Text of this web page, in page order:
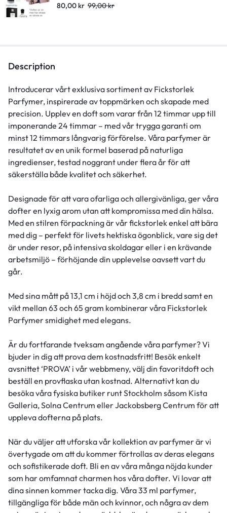
80,00kr 99,00kr
Description
Introducerar vårt exklusiva sortiment av Fickstorlek
Parfymer, inspirerade av toppmärken och skapade med
precision. Upplev en doft som varar från 12 timmar upp till
imponerande 24 timmar – med vår trygga garanti om
minst 12 timmars långvarig förförelse. Våra parfymer är
resultatet av en unik formel baserad på naturliga
ingredienser, testad noggrant under flera år för att
säkerställa både kvalitet och säkerhet.
Designade för att vara ofarliga och allergivänliga, ger våra
dofter en lyxig arom utan att kompromissa med din hälsa.
Med en stilren förpackning är vår fickstorlek enkel att bära
med dig – perfekt för livets hektiska ögonblick, vare sig det
är under resor, på intensiva skoldagar eller i en krävande
arbetsmiljö – förhöjande din upplevelse oavsett vart du
går.
Med sina mått på 13,1 cm i höjd och 3,8 cm i bredd samt en
vikt mellan 63 och 65 gram kombinerar våra Fickstorlek
Parfymer smidighet med elegans.
Är du fortfarande tveksam angående våra parfymer? Vi
bjuder in dig att prova dem kostnadsfritt! Besök enkelt
avsnittet ‘PROVA’ i vår webbmeny, välj din favoritdoft och
beställ en provflaska utan kostnad. Alternativt kan du
besöka våra fysiska butiker runt Stockholm såsom Kista
Galleria, Solna Centrum eller Jackobsberg Centrum för att
uppleva dofterna på plats.
När du väljer att utforska vår kollektion av parfymer är vi
övertygade om att du kommer förtrollas av deras elegans
och sofistikerade doft. Bli en av våra många nöjda kunder
som har omfamnat charmen hos våra dofter. Vi lovar att
dina sinnen kommer tacka dig. Våra 33 ml parfymer,
tillgängliga för både män och kvinnor, och några av dem